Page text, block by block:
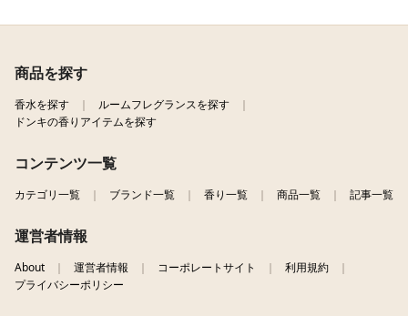
商品を探す
香水を探す
ルームフレグランスを探す
ドンキの香りアイテムを探す
コンテンツ一覧
カテゴリ一覧 ブランド一覧 香り一覧 商品一覧 記事一覧
運営者情報
About 運営者情報 コーポレートサイト
利用規約
プライバシーポリシー